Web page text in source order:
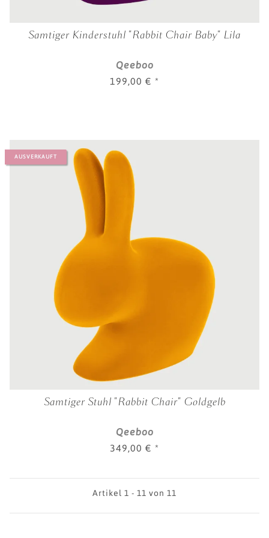
Samtiger Kinderstuhl "Rabbit Chair Baby" Lila
Qeeboo
199,00 € *
AUSVERKAUFT
Samtiger Stuhl "Rabbit Chair" Goldgelb
Qeeboo
349,00 € *
Artikel 1 - 11 von 11